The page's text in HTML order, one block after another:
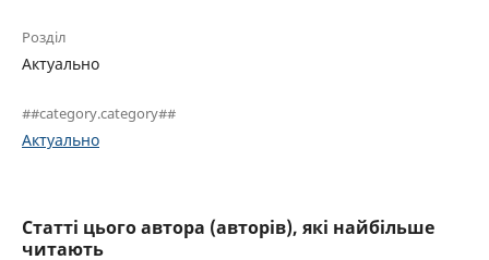
Розділ
Актуально
##category.category##
Актуально
Статті цього автора (авторів), які найбільше
читають